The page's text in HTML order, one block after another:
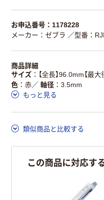
お申込番号：1178228
メーカー：ゼブラ ／型番：
商品詳細
サイズ
【全長】96.0mm【最
色
赤／ 軸径
3.5mm
もっと見る
類似商品と比較する
この商品に対応す